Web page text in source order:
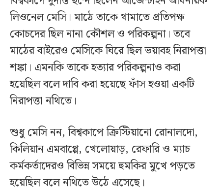
লিওনেল মেসি। মাঠে তাকে থামাতে প্রতিপক্ষ
কোচদের ছিল নানা কৌশল ও পরিকল্পনা। তবে
মাঠের বাইরেও মেসিকে ঘিরে ছিল ভয়াবহ নিরাপত্তা
শঙ্কা। এমনকি তাকে হত্যার পরিকল্পনাও করা
হয়েছিল বলে দাবি করা হয়েছে ফাঁস হওয়া একটি
নিরাপত্তা নথিতে।
শুধু মেসি নন, বিশ্বকাপে ক্রিস্টিয়ানো রোনালদো,
কিলিয়ান এমবাপ্পে, খেলোয়াড়, রেফারি ও ম্যাচ
কর্মকর্তাদেরও বিভিন্ন সময়ে হুমকির মুখে পড়তে
হয়েছিল বলে নথিতে উঠে এসেছে।